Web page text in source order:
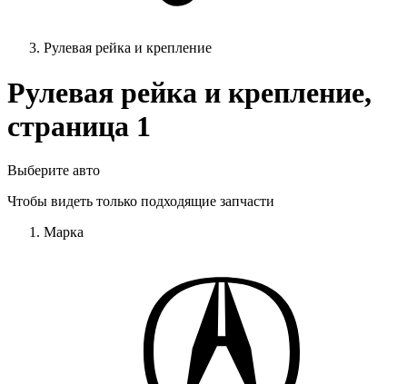
Рулевая рейка и крепление
Рулевая рейка и крепление,
страница 1
Выберите авто
Чтобы видеть только подходящие запчасти
Марка